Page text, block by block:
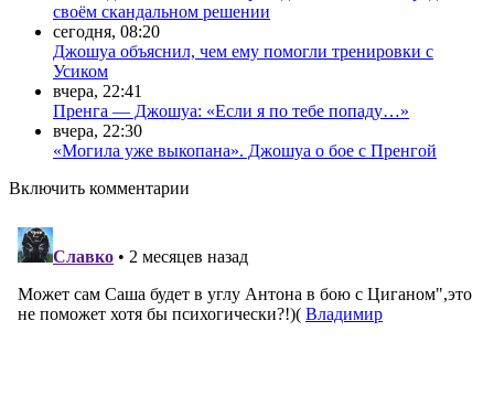
своём скандальном решении
сегодня, 08:20
Джошуа объяснил, чем ему помогли тренировки с
Усиком
вчера, 22:41
Пренга — Джошуа: «Если я по тебе попаду…»
вчера, 22:30
«Могила уже выкопана». Джошуа о бое с Пренгой
Включить комментарии